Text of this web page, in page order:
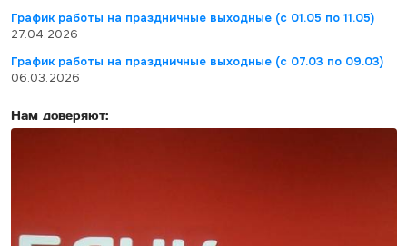
График работы на праздничные выходные (с 01.05 по 11.05)
27.04.2026
График работы на праздничные выходные (с 07.03 по 09.03)
06.03.2026
Нам доверяют: